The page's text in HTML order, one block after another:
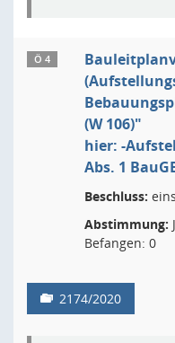
Ö 4
(W 106)"
hier: -
Abs. 1
Beschluss:
Abstimmung:
Befangen: 0
2174/2020